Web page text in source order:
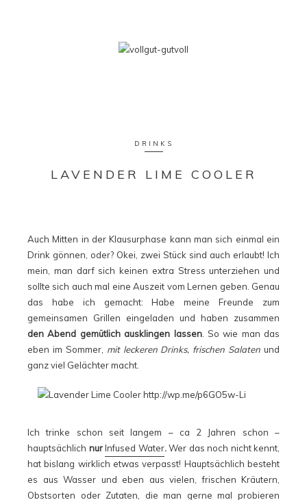
DRINKS
LAVENDER LIME COOLER
Auch Mitten in der Klausurphase kann man sich einmal ein
Drink gönnen, oder? Okei, zwei Stück sind auch erlaubt! Ich
mein, man darf sich keinen extra Stress unterziehen und
sollte sich auch mal eine Auszeit vom Lernen geben. Genau
das habe ich gemacht: Habe meine Freunde zum
gemeinsamen Grillen eingeladen und haben zusammen
den Abend gemütlich ausklingen lassen. So wie man das
eben im Sommer, mit leckeren Drinks, frischen Salaten und
ganz viel Gelächter macht.
Ich trinke schon seit langem – ca 2 Jahren schon –
hauptsächlich nurInfused Water.Wer das noch nicht kennt,
hat bislang wirklich etwas verpasst! Hauptsächlich besteht
es aus Wasser und eben aus vielen, frischen Kräutern,
Obstsorten oder Zutaten, die man gerne mal probieren